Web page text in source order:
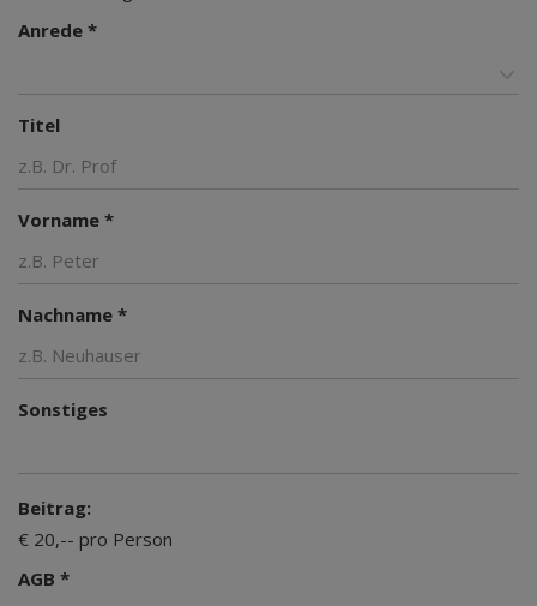
Anrede *
Titel
Vorname *
Nachname *
Sonstiges
Beitrag:
€ 20,-- pro Person
AGB *